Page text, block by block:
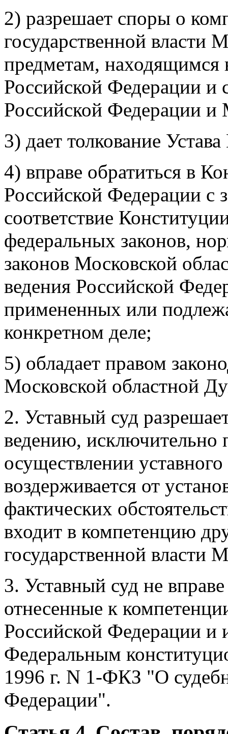
2) разрешает споры о
государственной власти
предметам, находящимся
Российской Федерации и
Российской Федерации и
3) дает толкование
4) вправе обратиться в
Российской Федерации с
соответствие
федеральных законов,
законов Московской
ведения Российской
примененных или
конкретном деле;
5) обладает правом
Московской областной
2. Уставный суд
ведению, исключительно
осуществлении
воздерживается от
фактических
входит в компетенцию
государственной власти
3. Уставный суд не
отнесенные к
Российской Федерации и
Федеральным
1996 г. N 1-ФКЗ "О
Федерации".